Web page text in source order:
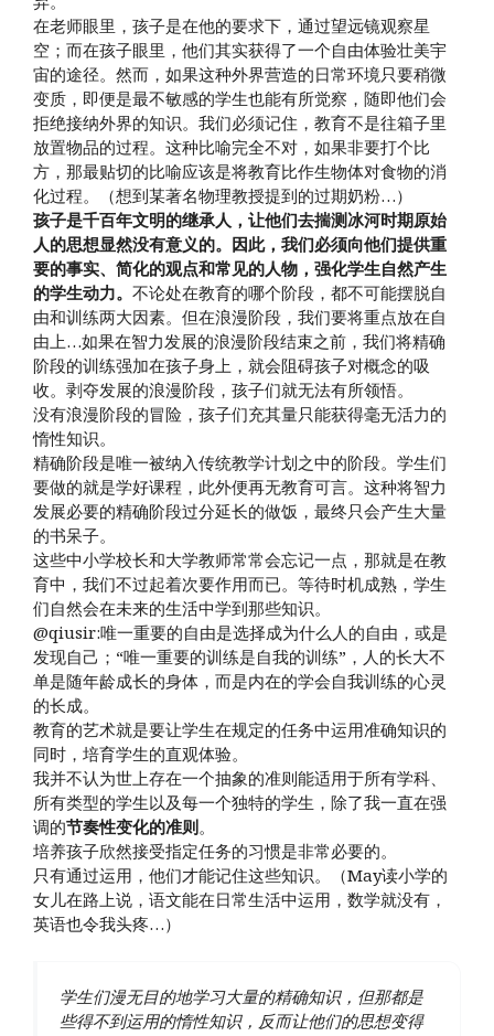
在老师眼里，孩子是在他的要求下，通过望远镜观察星
空；而在孩子眼里，他们其实获得了一个自由体验壮美宇
宙的途径。然而，如果这种外界营造的日常环境只要稍微
变质，即便是最不敏感的学生也能有所觉察，随即他们会
拒绝接纳外界的知识。我们必须记住，教育不是往箱子里
放置物品的过程。这种比喻完全不对，如果非要打个比
方，那最贴切的比喻应该是将教育比作生物体对食物的消
化过程。（想到某著名物理教授提到的过期奶粉…）
孩子是千百年文明的继承人，让他们去揣测冰河时期原始
人的思想显然没有意义的。因此，我们必须向他们提供重
要的事实、简化的观点和常见的人物，强化学生自然产生
的学生动力。 不论处在教育的哪个阶段，都不可能摆脱自
由和训练两大因素。但在浪漫阶段，我们要将重点放在自
由上…如果在智力发展的浪漫阶段结束之前，我们将精确
阶段的训练强加在孩子身上，就会阻碍孩子对概念的吸
收。剥夺发展的浪漫阶段，孩子们就无法有所领悟。
没有浪漫阶段的冒险，孩子们充其量只能获得毫无活力的
惰性知识。
精确阶段是唯一被纳入传统教学计划之中的阶段。学生们
要做的就是学好课程，此外便再无教育可言。这种将智力
发展必要的精确阶段过分延长的做饭，最终只会产生大量
的书呆子。
这些中小学校长和大学教师常常会忘记一点，那就是在教
育中，我们不过起着次要作用而已。等待时机成熟，学生
们自然会在未来的生活中学到那些知识。
@qiusir:唯一重要的自由是选择成为什么人的自由，或是
发现自己；“唯一重要的训练是自我的训练”，人的长大不
单是随年龄成长的身体，而是内在的学会自我训练的心灵
的长成。
教育的艺术就是要让学生在规定的任务中运用准确知识的
同时，培育学生的直观体验。
我并不认为世上存在一个抽象的准则能适用于所有学科、
所有类型的学生以及每一个独特的学生，除了我一直在强
调的节奏性变化的准则。
培养孩子欣然接受指定任务的习惯是非常必要的。
只有通过运用，他们才能记住这些知识。（May读小学的
女儿在路上说，语文能在日常生活中运用，数学就没有，
英语也令我头疼…）
学生们漫无目的地学习大量的精确知识，但那都是
些得不到运用的惰性知识，反而让他们的思想变得